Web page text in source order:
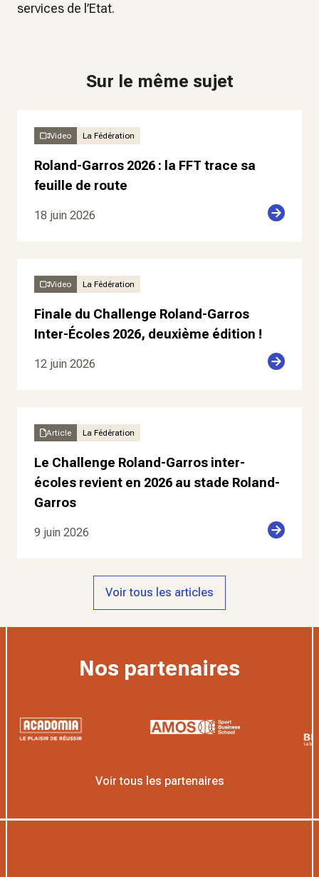
services de l’Etat.
Sur le même sujet
Video La Fédération
Roland-Garros 2026 : la FFT trace sa
feuille de route
18 juin 2026
Video La Fédération
Finale du Challenge Roland-Garros
Inter-Écoles 2026, deuxième édition !
12 juin 2026
Article La Fédération
Le Challenge Roland-Garros inter-
écoles revient en 2026 au stade Roland-
Garros
9 juin 2026
Voir tous les articles
Nos partenaires
Voir tous les partenaires